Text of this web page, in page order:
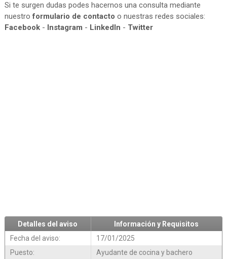
Si te surgen dudas podes hacernos una consulta mediante
nuestroformulario de contacto o nuestras redes sociales:
Facebook- Instagram - LinkedIn - Twitter
Detalles del aviso
Información y Requisitos
Fecha del aviso:
17/01/2025
Puesto:
Ayudante de cocina y bachero